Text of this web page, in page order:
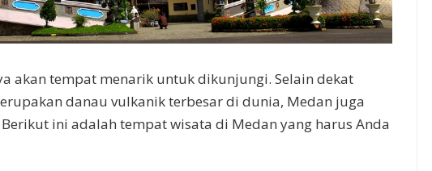
akan tempat menarik untuk dikunjungi. Selain dekat
danau vulkanik terbesar di dunia, Medan juga
ini adalah tempat wisata di Medan yang harus Anda